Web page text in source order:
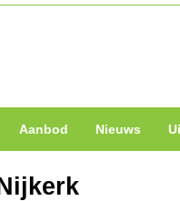
Aanbod Nieuws